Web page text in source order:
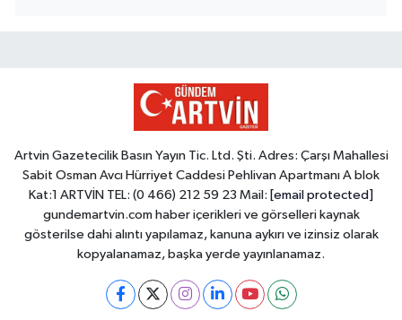
Artvin Gazetecilik Basın Yayın Tic. Ltd. Şti. Adres: Çarşı Mahallesi
Sabit Osman Avcı Hürriyet Caddesi Pehlivan Apartmanı A blok
Kat:1 ARTVİN TEL: (0 466) 212 59 23 Mail: [email protected]
gundemartvin.com haber içerikleri ve görselleri kaynak
gösterilse dahi alıntı yapılamaz, kanuna aykırı ve izinsiz olarak
kopyalanamaz, başka yerde yayınlanamaz.